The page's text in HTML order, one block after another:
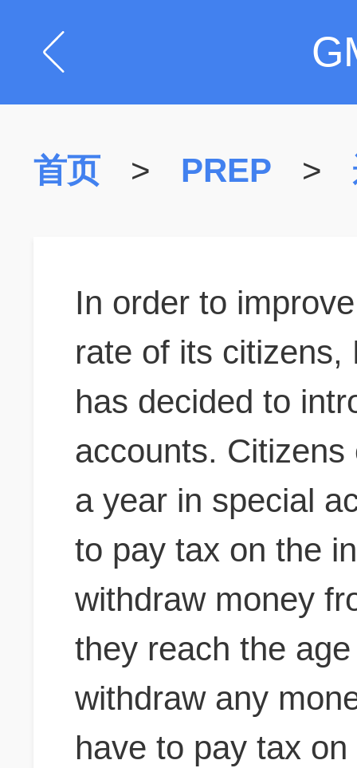
首页 > PREP >
In order to
rate of its citizens,
has decided to
accounts.
a year in special
to pay tax on the
withdraw money
they reach the
withdraw any
have to pay tax